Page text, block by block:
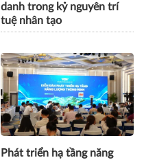
danh trong kỷ nguyên trí
tuệ nhân tạo
Phát triển hạ tầng năng